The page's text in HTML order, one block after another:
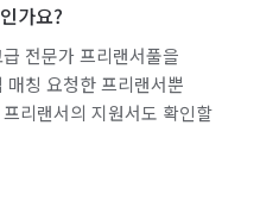
가요?
전문가 프리랜서풀을
칭 요청한 프리랜서뿐
리랜서의 지원서도 확인할